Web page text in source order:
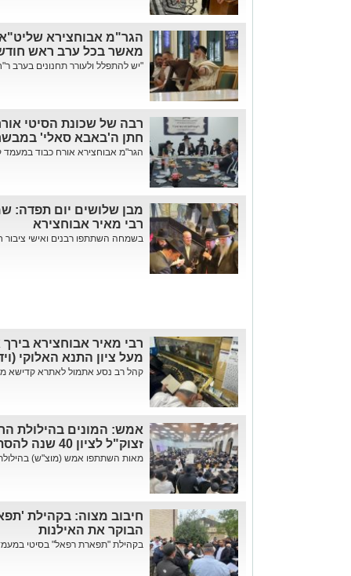
הגר"מ אבוחצירא
מאשר בכל ערב ראש
"יש להתפלל ולעורר תחנונים בערב
רבה של שכונת הסיטי
חתן ה'באבא סאלי'
הגר"מ אבוחצירא אורח כבוד
מבן שלושים יום תפדה:
רבי מאיר אבוחצירא
בשמחה השתתפו רבנים ואישי
רבי מאיר אבוחצירא
מעל ציון התנא האלוקי
קהל רב נסע אתמול לאתרא קדישא
אמש: המונים בהילולת
זצוק"ל לציון 40 שנה להסתלקותו
מאות השתתפו אמש (מוצ"ש)
חיבוב מצוה: בקהילת
הבוקר את האילנות
בקהילת "תפארת רפאל" בסיטי